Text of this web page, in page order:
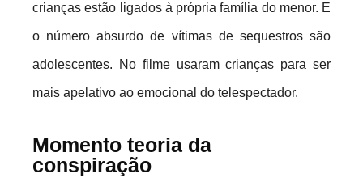
crianças estão ligados à própria família do menor. E
o número absurdo de vítimas de sequestros são
adolescentes. No filme usaram crianças para ser
mais apelativo ao emocional do telespectador.
Momento teoria da
conspiração